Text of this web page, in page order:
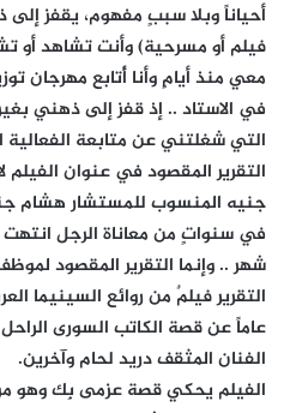
أحياناً وبلا سببٍ مفهوم، يقفز
فيلم أو مسرحية) وأنت تشاهد أو
معي منذ أيامٍ وأنا أُتابع مهرجان
في الاستاد .. إذ قفز إلى ذهني
التي شغلتني عن متابعة الفعالية
التقرير المقصود في عنوان الفيلم
جنيه المنسوب للمستشار هشام
في سنواتٍ من معاناة الرجل
شهر .. وإنما التقرير المقصود
التقرير فيلمٌ من روائع السينيما
عاماً عن قصة الكاتب السورى
الفنان المثقف دريد لحام وآخرين.
الفيلم يحكي قصة عزمى بِك